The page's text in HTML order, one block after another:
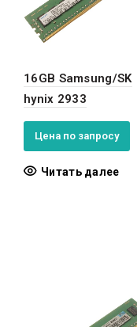
16GB Samsung/SK
hynix 2933
Цена по запросу
Читать далее